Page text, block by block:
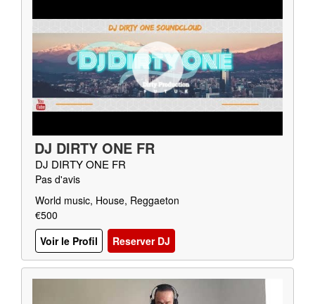
DJ DIRTY ONE FR
DJ DIRTY ONE FR
Pas d'avis
World music, House, Reggaeton
€500
Voir le Profil
Reserver DJ